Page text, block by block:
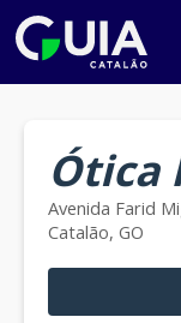
Ótica
Avenida Farid
Catalão, GO